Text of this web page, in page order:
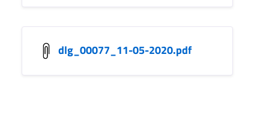
dlg_00077_11-05-2020.pdf